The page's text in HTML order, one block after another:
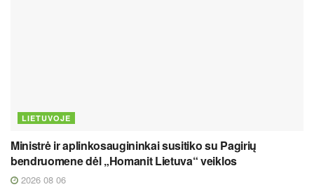
LIETUVOJE
Ministrė ir aplinkosaugininkai susitiko su Pagirių
bendruomene dėl „Homanit Lietuva“ veiklos
2026 08 06